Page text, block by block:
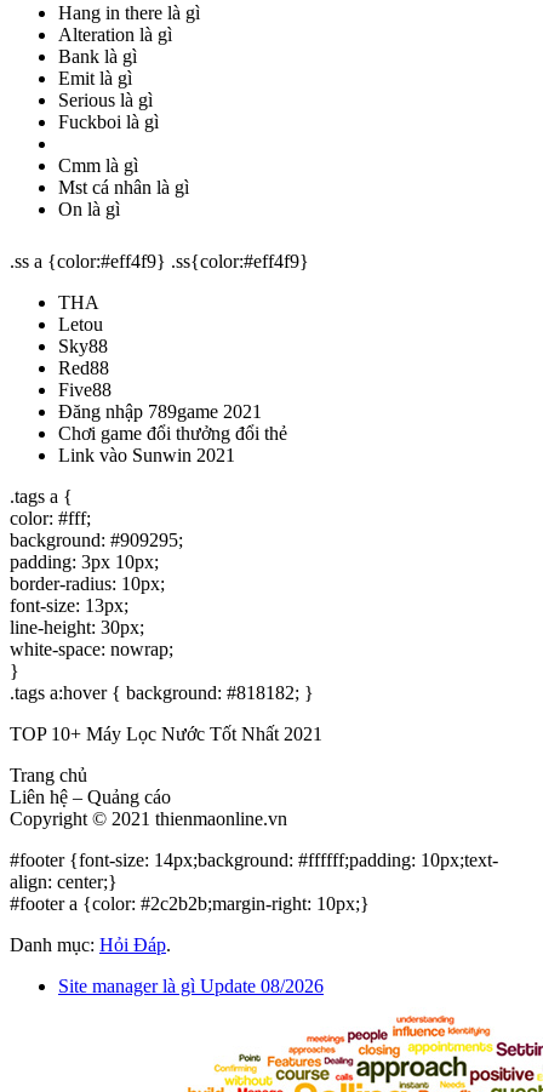
Hang in there là gì
Alteration là gì
Bank là gì
Emit là gì
Serious là gì
Fuckboi là gì
Cmm là gì
Mst cá nhân là gì
On là gì
.ss a {color:#eff4f9} .ss{color:#eff4f9}
THA
Letou
Sky88
Red88
Five88
Đăng nhập 789game 2021
Chơi game đổi thưởng đổi thẻ
Link vào Sunwin 2021
.tags a {
color: #fff;
background: #909295;
padding: 3px 10px;
border-radius: 10px;
font-size: 13px;
line-height: 30px;
white-space: nowrap;
}
.tags a:hover { background: #818182; }
TOP 10+ Máy Lọc Nước Tốt Nhất 2021
Trang chủ
Liên hệ – Quảng cáo
Copyright © 2021 thienmaonline.vn
#footer {font-size: 14px;background: #ffffff;padding: 10px;text-
align: center;}
#footer a {color: #2c2b2b;margin-right: 10px;}
Danh mục: Hỏi Đáp.
Site manager là gì Update 08/2026